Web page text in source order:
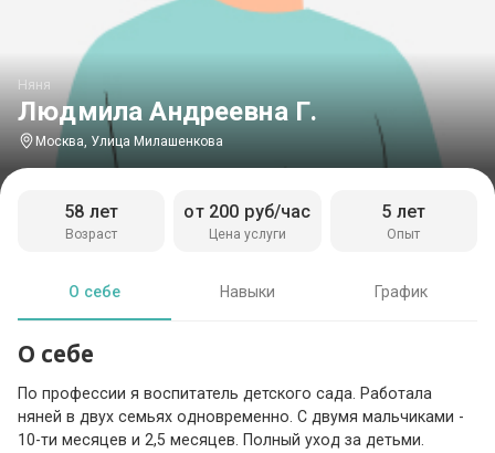
Людмила Андреевна Г.
Няня
Москва, Улица Милашенкова
Возраст
58 лет
Цена услуги
от 200 руб/час
Опыт
5 лет
О себе Навыки График
О себе
По профессии я воспитатель детского сада. Работала
няней в двух семьях одновременно. С двумя мальчиками -
10-ти месяцев и 2,5 месяцев. Полный уход за детьми.